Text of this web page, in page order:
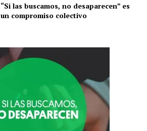
“Si las buscamos, no desaparecen” es
un compromiso colectivo